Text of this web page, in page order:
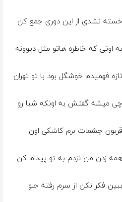
خسته نشدی از این دوری جمع کن
اونی که خاطره هاتو مثل دیوونه
فهمیدم خوشگل بود با تو تهران
چی میشه گفتش به اونکه شبا رو
چشمات برم کاشکی اون
زدن من نزدم به تو پیدام کن
فکر نکن از سرم رفته جلو